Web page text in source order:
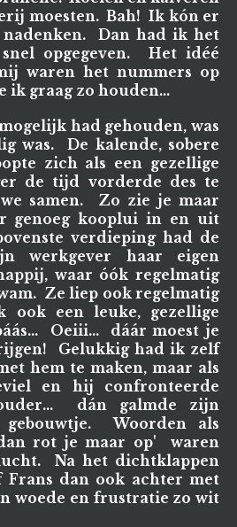
moesten. Bah! Ik kón er
nadenken. Dan had ik het
opgegeven. Het idéé
waren het nummers op
ik graag zo houden...
had gehouden, was
was. De kalende, sobere
zich als een gezellige
de tijd vorderde des te
samen. Zo zie je maar
genoeg kooplui in en uit
verdieping had de
werkgever haar eigen
waar óók regelmatig
Ze liep ook regelmatig
ook een leuke, gezellige
Oeiii... dáár moest je
Gelukkig had ik zelf
hem te maken, maar als
en hij confronteerde
dán galmde zijn
Woorden als
rot je maar op' waren
Na het dichtklappen
Frans dan ook achter met
woede en frustratie zo wit